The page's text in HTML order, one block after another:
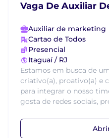
Vaga De Auxiliar
Auxiliar de marketing
Cartao de Todos
Presencial
Itaguaí / RJ
Estamos em busca de
criativo(a), proativo(a) e
para integrar o nosso
gosta de redes sociais,